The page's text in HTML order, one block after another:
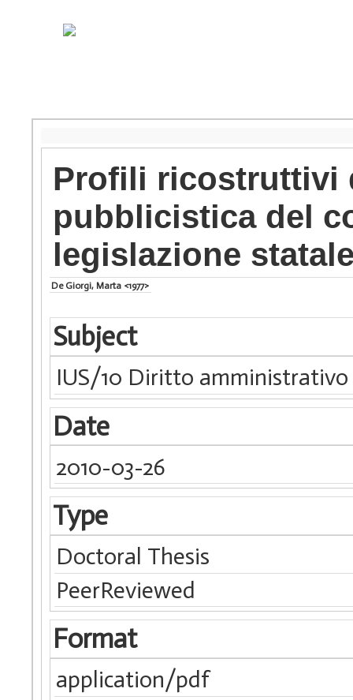
Profili ricostruttivi
pubblicistica del
legislazione
De Giorgi, Marta <1977>
Subject
IUS/10 Diritto amministrativo
Date
2010-03-26
Type
Doctoral Thesis
PeerReviewed
Format
application/pdf